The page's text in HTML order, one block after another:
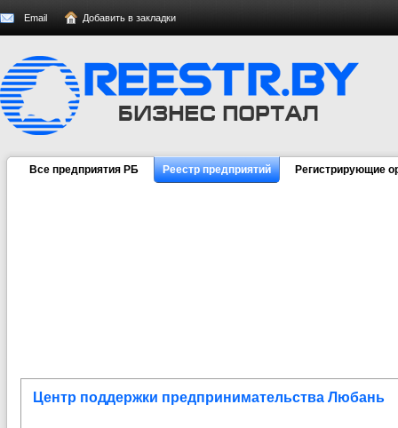
Email Добавить в закладки
Все предприятия РБ Реестр предприятий Регистрирующие
Центр поддержки предпринимательства Любань